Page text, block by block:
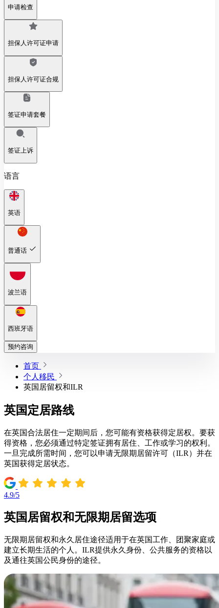
申请检查
担保人许可证申请
担保人许可证合规
签证申请套餐
签证上诉
语言
英语
普通话
波兰语
西班牙语
预约咨询
首页
个人移民
英国居留权和ILR
英国定居路线
在英国合法居住一定期间后，您可能有资格获得定居权。要获
得资格，您必须通过特定签证拥有居住、工作或学习的权利。
一旦完成所需时间，您可以申请无限期居留许可（ILR）并在
英国获得定居状态。
4.9/5
英国居留权和无限期居留选项
无限期居留权和永久居住途径适用于在英国工作、团聚家庭或
建立长期生活的个人。ILR提供永久身份、公共服务的资格以
及通往英国公民身份的途径。